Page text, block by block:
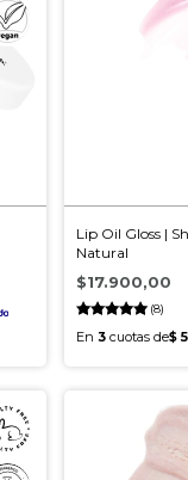
Lip Oil Gloss |
Natural
(8)
$17.900,00